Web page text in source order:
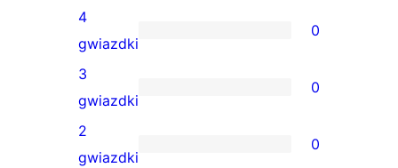
recenzja
5-
gwiazdkowa
0
recenzji
4-
gwiazdkowych
4
gwiazdki
0
0
recenzji
3-
3
gwiazdki
0
0
2
gwiazdki
0